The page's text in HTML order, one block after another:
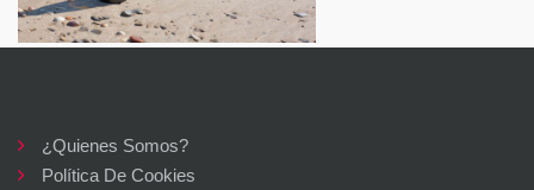
¿Quienes Somos?
Política De Cookies